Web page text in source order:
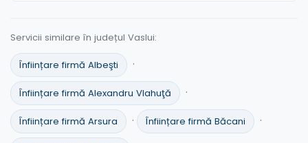
Servicii similare în județul Vaslui:
Înființare firmă Albeşti ·
Înființare firmă Alexandru Vlahuţă ·
Înființare firmă Arsura · Înființare firmă Băcani ·